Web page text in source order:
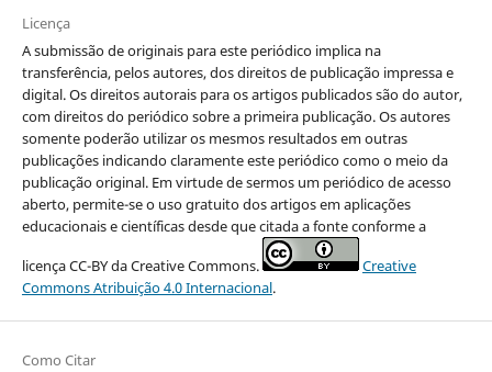
Licença
A submissão de originais para este periódico implica na
transferência, pelos autores, dos direitos de publicação impressa e
digital. Os direitos autorais para os artigos publicados são do autor,
com direitos do periódico sobre a primeira publicação. Os autores
somente poderão utilizar os mesmos resultados em outras
publicações indicando claramente este periódico como o meio da
publicação original. Em virtude de sermos um periódico de acesso
aberto, permite-se o uso gratuito dos artigos em aplicações
educacionais e científicas desde que citada a fonte conforme a
licença CC-BY da Creative Commons.
Creative
Commons Atribuição 4.0 Internacional.
Como Citar